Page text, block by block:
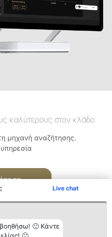
Live chat
🙂 Κάντε
καλύτερους στον κλάδο
μηχανή αναζήτησης.